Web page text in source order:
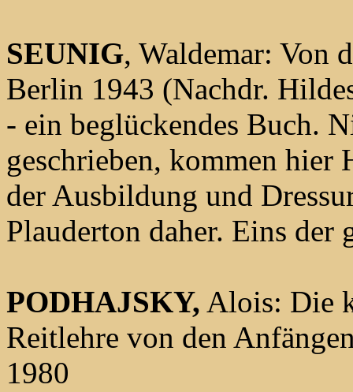
SEUNIG, Waldemar: Von
Berlin 1943 (Nachdr.
- ein beglückendes Buch.
geschrieben, kommen hier
der Ausbildung und
Plauderton daher. Eins der
PODHAJSKY, Alois: Die
Reitlehre von den
1980